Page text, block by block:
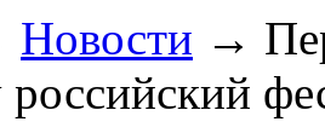
Новости →